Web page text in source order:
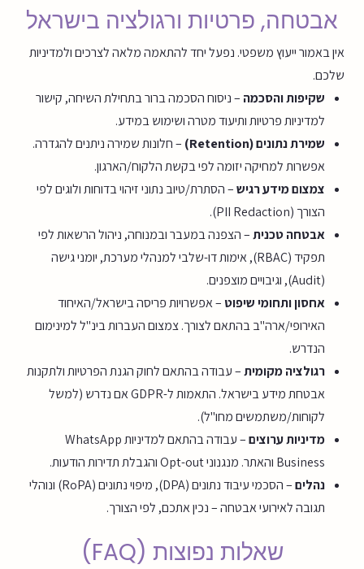
אבטחה, פרטיות ורגולציה בישראל
אין באמור ייעוץ משפטי. נפעל יחד להתאמה מלאה לצרכים ולמדיניות
שלכם.
שקיפות והסכמה – ניסוח הסכמה ברור בתחילת השיחה, קישור
למדיניות פרטיות ותיעוד מטרה ושימוש במידע.
שמירת נתונים (Retention)
– חלונות שמירה ניתנים להגדרה.
אפשרות למחיקה יזומה לפי בקשת הלקוח/הארגון.
צמצום מידע רגיש– הסתרת/טיוב נתוני זיהוי בדוחות ולוגים לפי
הצורך (PII Redaction).
אבטחה טכנית– הצפנה במעבר ובמנוחה, ניהול הרשאות לפי
תפקיד (RBAC), אימות דו-שלבי למנהלי מערכת, יומני גישה
(Audit), וגיבויים מוצפנים.
אחסון ותחומי שיפוט – אפשרויות פריסה בישראל/האיחוד
האירופי/ארה"ב בהתאם לצורך. צמצום העברות בינ"ל למינימום
הנדרש.
רגולציה מקומית– עבודה בהתאם לחוק הגנת הפרטיות ולתקנות
אבטחת מידע בישראל. התאמות ל-GDPR אם נדרש (למשל
לקוחות/משתמשים מחו"ל).
מדיניות ערוצים
– עבודה בהתאם למדיניות WhatsApp
Business והאתר. מנגנוני Opt-out והגבלת תדירות הודעות.
נהלים
– הסכמי עיבוד נתונים (DPA), מיפוי נתונים (RoPA) ונוהלי
תגובה לאירועי אבטחה – נכין אתכם, לפי הצורך.
שאלות נפוצות (FAQ)